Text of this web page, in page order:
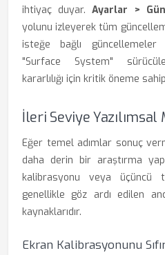
ihtiyaç duyar.Ayarlar >
yolunu izleyerek tüm
isteğe bağlı güncellemeler
"Surface System"
kararlılığı için kritik öneme
İleri Seviye
Eğer temel adımlar sonuç
daha derin bir araştırma
kalibrasyonu veya üçüncü
genellikle göz ardı edilen
kaynaklarıdır.
Ekran Kalibrasyonunu